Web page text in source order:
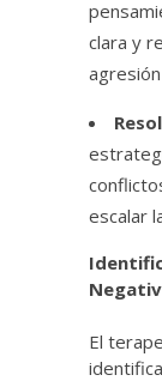
clara y
escalar
El